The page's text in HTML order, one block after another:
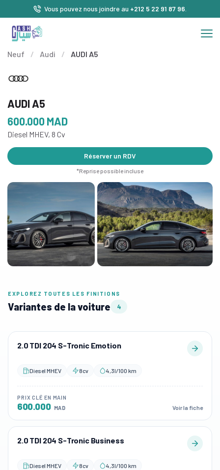
Vous pouvez nous joindre au +212 5 22 91 87 96
Neuf / Audi / AUDI A5
AUDI A5
600.000MAD
Diesel MHEV, 8 Cv
Réserver un RDV
*Reprise possible incluse
EXPLOREZ TOUTES LES FINITIONS
Variantes de la voiture 4
2.0 TDI 204 S-Tronic Emotion
Diesel MHEV 8cv 4,3l/100 km
PRIX CLÉ EN MAIN
600.000 MAD Voir la fiche
2.0 TDI 204 S-Tronic Business
Diesel MHEV 8cv 4,3l/100 km